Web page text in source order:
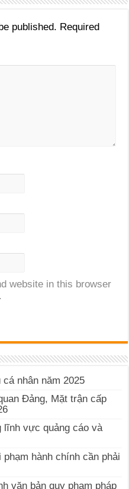
published. Required
website in this browser
nhân năm 2025
Đảng, Mặt trận cấp
lĩnh vực quảng cáo và
hành chính cần phải
văn bản quy phạm pháp